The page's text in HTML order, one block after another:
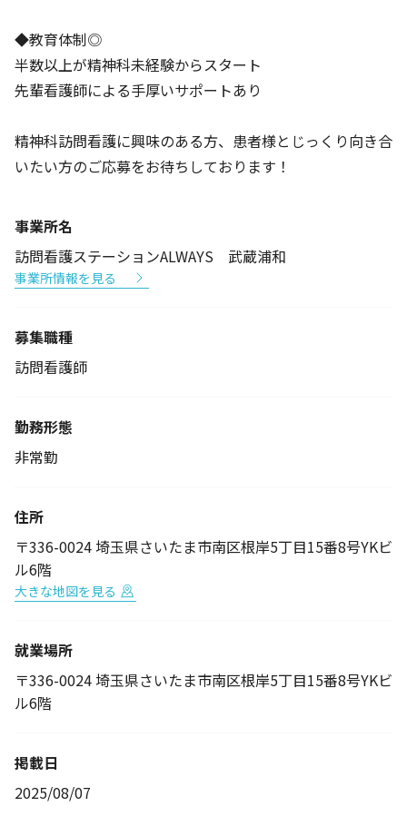
◆教育体制◎
半数以上が精神科未経験からスタート
先輩看護師による手厚いサポートあり
精神科訪問看護に興味のある方、患者様とじっくり向き合
いたい方のご応募をお待ちしております！
事業所名
訪問看護ステーションALWAYS 武蔵浦和
事業所情報を見る
募集職種
訪問看護師
勤務形態
非常勤
住所
〒336-0024 埼玉県さいたま市南区根岸5丁目15番8号YKビ
ル6階
大きな地図を見る
就業場所
〒336-0024 埼玉県さいたま市南区根岸5丁目15番8号YKビ
ル6階
掲載日
2025/08/07